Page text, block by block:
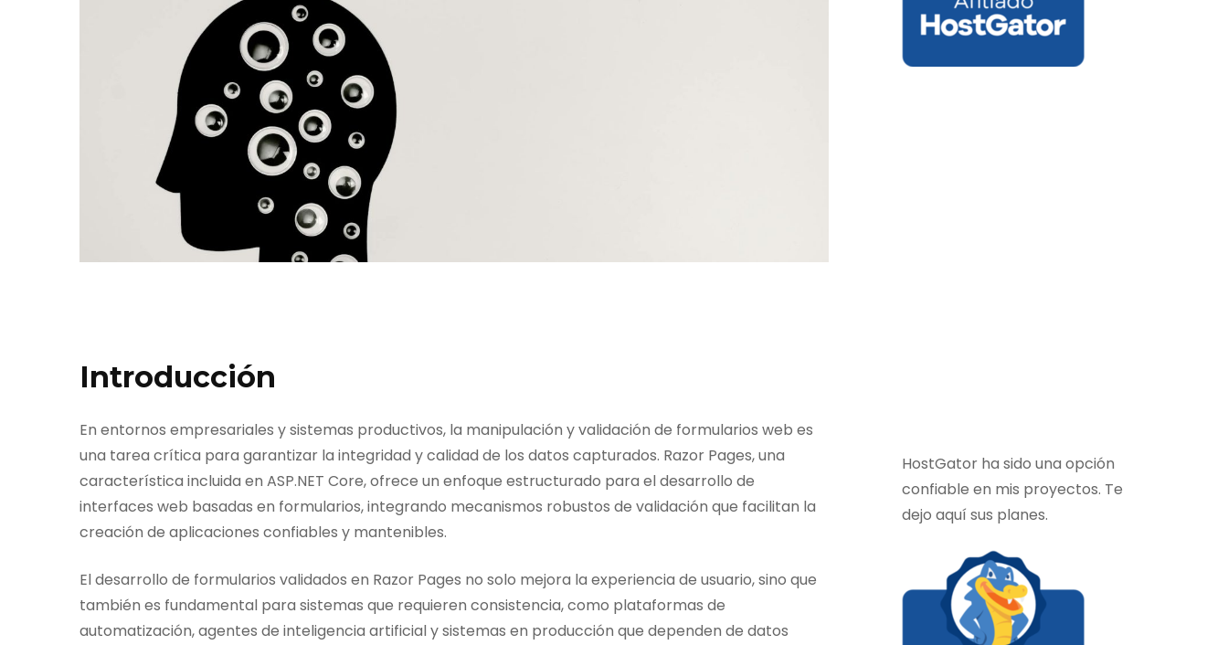
Introducción
En entornos empresariales y sistemas productivos, la manipulación y validación de formularios web es
una tarea crítica para garantizar la integridad y calidad de los datos capturados. Razor Pages, una
característica incluida en ASP.NET Core, ofrece un enfoque estructurado para el desarrollo de
interfaces web basadas en formularios, integrando mecanismos robustos de validación que facilitan la
creación de aplicaciones confiables y mantenibles.
El desarrollo de formularios validados en Razor Pages no solo mejora la experiencia de usuario, sino que
también es fundamental para sistemas que requieren consistencia, como plataformas de
automatización, agentes de inteligencia artificial y sistemas en producción que dependen de datos
HostGator ha sido una opción
confiable en mis proyectos. Te
dejo aquí sus planes.